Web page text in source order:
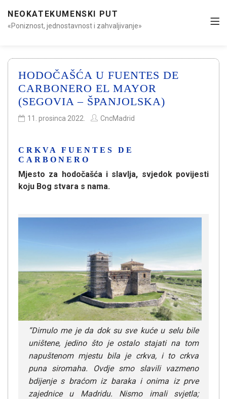
NEOKATEKUMENSKI PUT
«Poniznost, jednostavnost i zahvaljivanje»
HODOČAŠĆA U FUENTES DE
CARBONERO EL MAYOR
(SEGOVIA – ŠPANJOLSKA)
11. prosinca 2022. CncMadrid
CRKVA FUENTES DE
CARBONERO
Mjesto za hodočašća i slavlja, svjedok povijesti
koju Bog stvara s nama.
“Dirnulo me je da dok su sve kuće u selu bile
uništene, jedino što je ostalo stajati na tom
napuštenom mjestu bila je crkva, i to crkva
puna siromaha. Ovdje smo slavili vazmeno
bdijenje s braćom iz baraka i onima iz prve
zajednice u Madridu. Nismo imali svjetla;